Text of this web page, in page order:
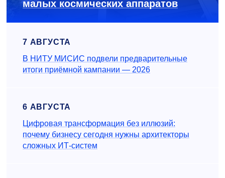
малых космических аппаратов
7 АВГУСТА
В НИТУ МИСИС подвели предварительные
итоги приёмной кампании — 2026
6 АВГУСТА
Цифровая трансформация без иллюзий:
почему бизнесу сегодня нужны архитекторы
сложных ИТ-систем